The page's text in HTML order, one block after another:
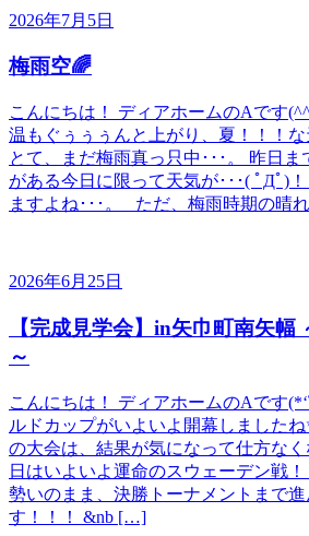
2026年7月5日
梅雨空🌈
こんにちは！ ディアホームのAです
温もぐぅぅぅんと上がり、夏！！！
とて、まだ梅雨真っ只中･･･。 昨日
がある今日に限って天気が･･･( ﾟДﾟ)
ますよね･･･。 ただ、梅雨時期の晴
2026年6月25日
【完成見学会】in矢巾町南矢幅
～
こんにちは！ ディアホームのAです
ルドカップがいよいよ開幕しました
の大会は、結果が気になって仕方な
日はいよいよ運命のスウェーデン戦
勢いのまま、決勝トーナメントまで
す！！！ &nb […]